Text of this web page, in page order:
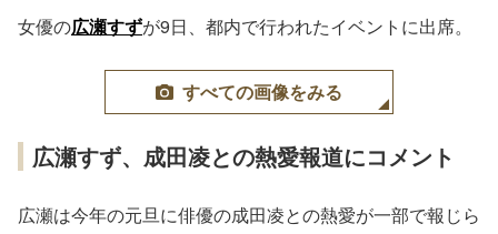
女優の広瀬すずが9日、都内で行われたイベントに出席。
すべての画像をみる
広瀬すず、成田凌との熱愛報道にコメント
広瀬は今年の元旦に俳優の成田凌との熱愛が一部で報じら